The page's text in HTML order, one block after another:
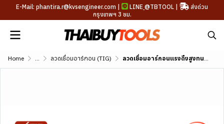
E-Mail: phantira.r@kvsengineer.com | LINE @TBTOOL |
ส่งด่วน
กรุงเทพฯ 3 ชม.
Home ... ลวดเชื่อมอาร์กอน (TIG) ลวดเชื่อมอาร์กอนแรงดึงสูงทนอุณหภูมิสูง KOBE TG-S9CB (AWS A5.28 ER90S-G)